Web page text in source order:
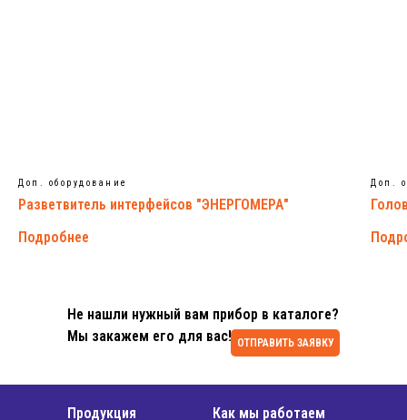
Доп. оборудование
Разветвитель интерфейсов "ЭНЕРГОМЕРА"
Подробнее
Доп.
Не нашли нужный вам прибор в каталоге?
Мы закажем его для вас! ОТПРАВИТЬ ЗАЯВКУ
Продукция Как мы работаем